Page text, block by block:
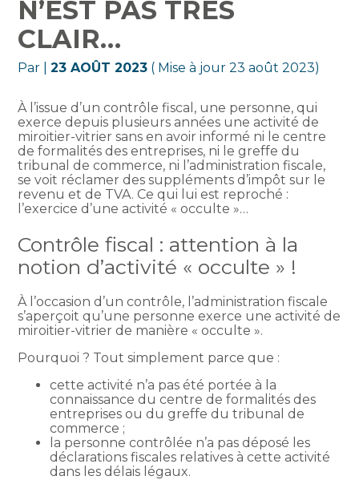
N’EST PAS TRÈS
CLAIR…
Par |23 AOÛT 2023 ( Mise à jour 23 août 2023)
À l’issue d’un contrôle fiscal, une personne, qui
exerce depuis plusieurs années une activité de
miroitier-vitrier sans en avoir informé ni le centre
de formalités des entreprises, ni le greffe du
tribunal de commerce, ni l’administration fiscale,
se voit réclamer des suppléments d’impôt sur le
revenu et de TVA. Ce qui lui est reproché :
l’exercice d’une activité « occulte »…
Contrôle fiscal : attention à la
notion d’activité « occulte » !
À l’occasion d’un contrôle, l’administration fiscale
s’aperçoit qu’une personne exerce une activité de
miroitier-vitrier de manière « occulte ».
Pourquoi ? Tout simplement parce que :
cette activité n’a pas été portée à la
connaissance du centre de formalités des
entreprises ou du greffe du tribunal de
commerce ;
la personne contrôlée n’a pas déposé les
déclarations fiscales relatives à cette activité
dans les délais légaux.